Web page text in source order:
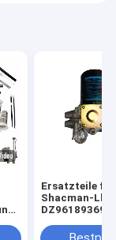
Ersatzteile für
Shacman-Lkw